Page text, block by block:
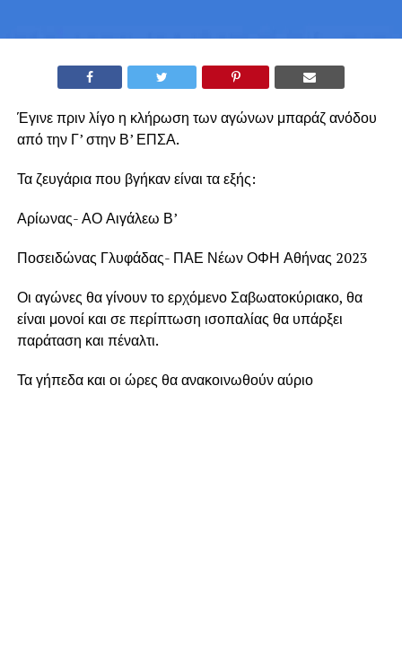
Έγινε πριν λίγο η κλήρωση των αγώνων μπαράζ ανόδου
από την Γ’ στην Β’ ΕΠΣΑ.
Τα ζευγάρια που βγήκαν είναι τα εξής:
Αρίωνας- ΑΟ Αιγάλεω Β’
Ποσειδώνας Γλυφάδας- ΠΑΕ Νέων ΟΦΗ Αθήνας 2023
Οι αγώνες θα γίνουν το ερχόμενο Σαβωατοκύριακο, θα
είναι μονοί και σε περίπτωση ισοπαλίας θα υπάρξει
παράταση και πέναλτι.
Τα γήπεδα και οι ώρες θα ανακοινωθούν αύριο